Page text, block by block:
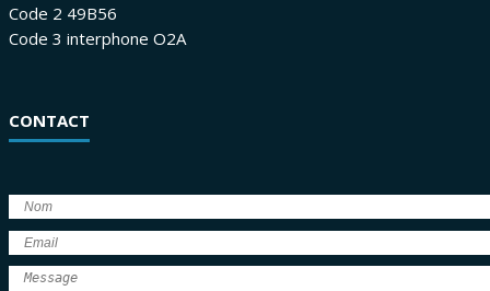
Code 2 49B56
Code 3 interphone O2A
CONTACT